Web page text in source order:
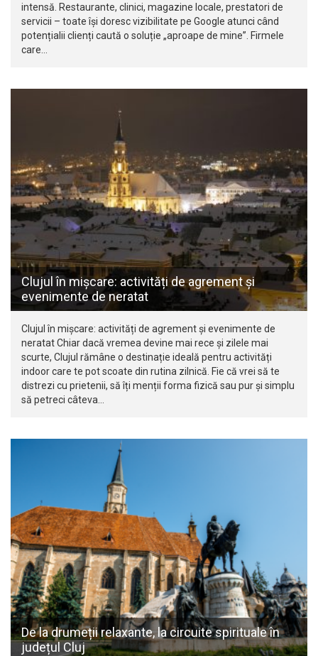
intensă. Restaurante, clinici, magazine locale, prestatori de
servicii – toate își doresc vizibilitate pe Google atunci când
potențialii clienți caută o soluție „aproape de mine”. Firmele
care…
Clujul în mișcare: activități de agrement și
evenimente de neratat
Clujul în mișcare: activități de agrement și evenimente de
neratat Chiar dacă vremea devine mai rece și zilele mai
scurte, Clujul rămâne o destinație ideală pentru activități
indoor care te pot scoate din rutina zilnică. Fie că vrei să te
distrezi cu prietenii, să îți menții forma fizică sau pur și simplu
să petreci câteva…
De la drumeții relaxante, la circuite spirituale în
județul Cluj